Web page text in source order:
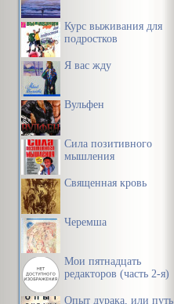
Курс выживания для
подростков
Я вас жду
Вульфен
Сила позитивного
мышления
Священная кровь
Черемша
Мои пятнадцать
редакторов (часть 2-я)
Опыт дурака, или путь